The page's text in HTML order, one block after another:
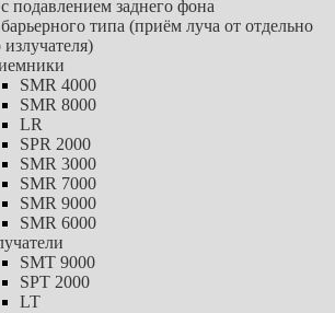
подавлением заднего фона
типа (приём луча от отдельно
SMR 4000
SMR 8000
LR
SPR 2000
SMR 3000
SMR 7000
SMR 9000
SMR 6000
SMT 9000
SPT 2000
LT